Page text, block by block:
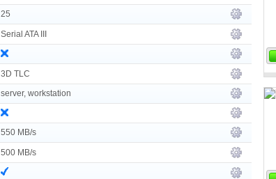
25
Serial ATA III
3D TLC
server, workstation
550 MB/s
500 MB/s